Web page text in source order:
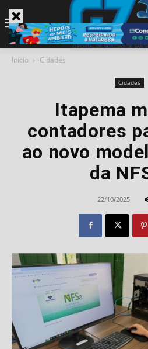
Início Cidades
Cidades
Itapema
contadores
ao novo
da
22/10/2025